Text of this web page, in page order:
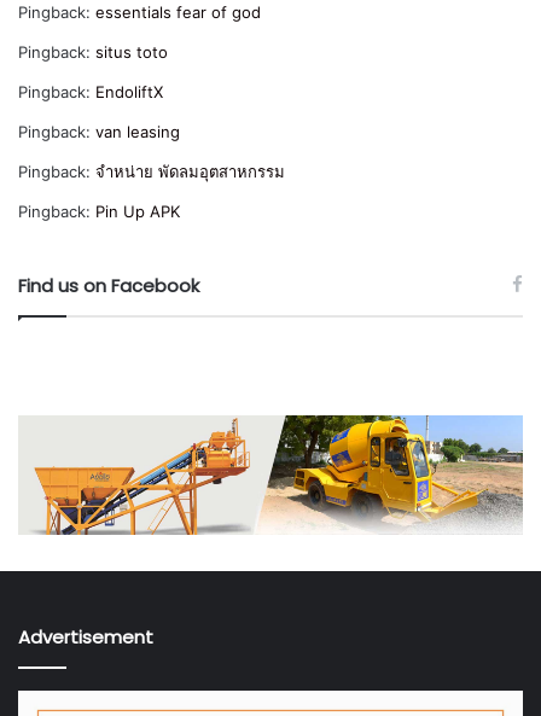
Pingback: essentials fear of god
Pingback: situs toto
Pingback: EndoliftX
Pingback: van leasing
Pingback: จำหน่าย พัดลมอุตสาหกรรม
Pingback: Pin Up APK
Find us on Facebook
Advertisement